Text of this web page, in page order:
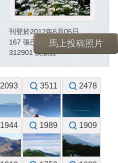
馬上投稿照片
刊登於2012年6月05日
167 張已投稿照片
312901 次瀏覽
2093 3511 2478
1944 1989 1909